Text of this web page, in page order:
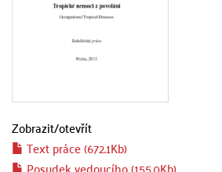
Zobrazit/otevřít
Text práce (672.1Kb)